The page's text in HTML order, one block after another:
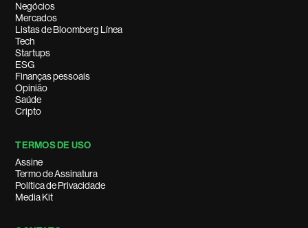
Negócios
Mercados
Listas de Bloomberg Línea
Tech
Startups
ESG
Finanças pessoais
Opinião
Saúde
Cripto
TERMOS DE USO
Assine
Termo de Assinatura
Política de Privacidade
Media Kit